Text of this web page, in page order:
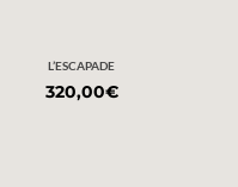
L’ESCAPADE
320,00€